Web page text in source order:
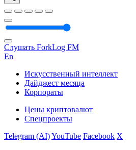
Слушать ForkLog FM
En
Искусственный интеллект
Дайджест месяца
Корпораты
Цены криптовалют
Спецпроекты
Telegram (AI)YouTube Facebook X